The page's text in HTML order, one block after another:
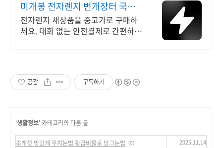
미개봉 전자렌지 번개장터 국내
최대 브랜드 중고거래
전자렌지 새상품을 중고가로 구매하
세요. 대화 없는 안전결제로 간편하
공감 구독하기
'생활정보' 카테고리의 다른 글
조개젓 맛있게 무치는법 황금비율로 담그는법 (0) 2025.11.14